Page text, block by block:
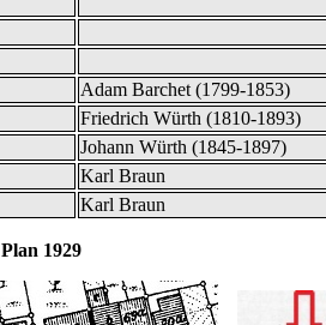
Adam Barchet (1799-1853)
Friedrich Würth (1810-1893)
Johann Würth (1845-1897)
Karl Braun
Karl Braun
Plan 1929 und